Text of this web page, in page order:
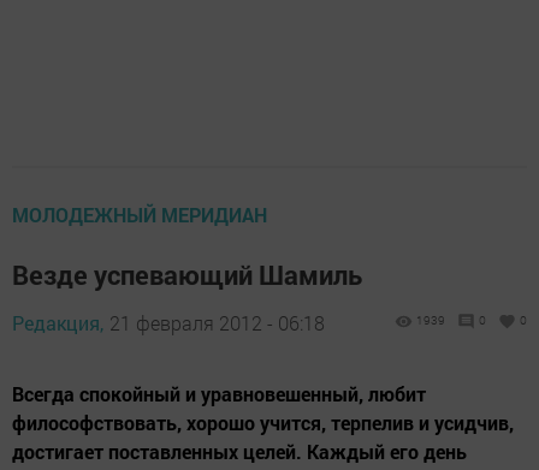
МОЛОДЕЖНЫЙ МЕРИДИАН
Везде успевающий Шамиль
Редакция, 21 февраля 2012 - 06:18 1939 0 0
Всегда спокойный и уравновешенный, любит
философствовать, хорошо учится, терпелив и усидчив,
достигает поставленных целей. Каждый его день